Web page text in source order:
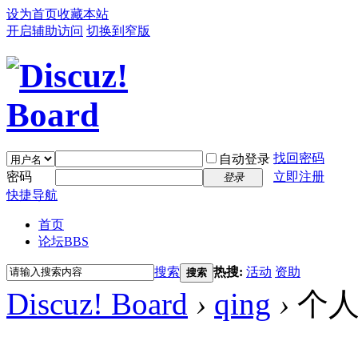
设为首页收藏本站
开启辅助访问 切换到窄版
自动登录 找回密码
密码
登录
立即注册
快捷导航
首页
论坛BBS
搜索 搜索 热搜: 活动 资助
Discuz! Board › qing › 个